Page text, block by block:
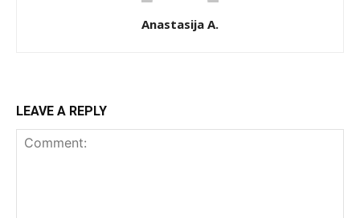
Anastasija A.
LEAVE A REPLY